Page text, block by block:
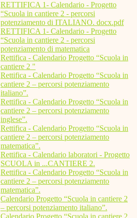
RETTIFICA 1- Calendario - Progetto
“Scuola in cantiere 2 - percorsi
potenziamento di ITALIANO. docx.pdf
RETTIFICA 1- Calendario - Progetto
“Scuola in cantiere 2 - percorsi
potenziamento di matematica
Rettifica - Calendario Progetto “Scuola in
cantiere 2 "
Rettifica - Calendario Progetto “Scuola in
cantiere 2 – percorsi potenziamento
italiano”.
Rettifica - Calendario Progetto “Scuola in
cantiere 2 – percorsi potenziamento
inglese”.
Rettifica - Calendario Progetto “Scuola in
cantiere 2 – percorsi potenziamento
matematica”.
Rettifica - Calendario laboratori - Progetto
SCUOLA in ...CANTIERE 2.
Rettifica - Calendario Progetto “Scuola in
cantiere 2 – percorsi potenziamento
matematica”.
Calendario Progetto “Scuola in cantiere 2
– percorsi potenziamento italiano”.